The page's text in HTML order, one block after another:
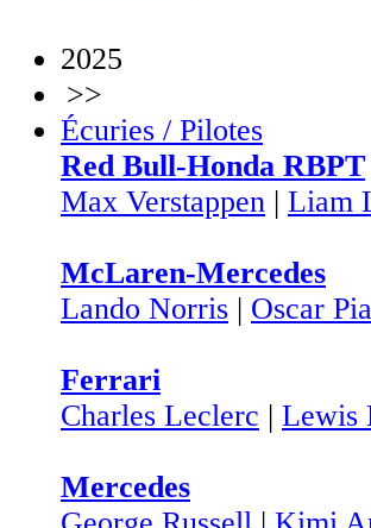
2025
>>
Écuries / Pilotes
Red Bull-Honda RBPT
Max Verstappen | Liam
McLaren-Mercedes
Lando Norris | Oscar
Ferrari
Charles Leclerc | Lewis
Mercedes